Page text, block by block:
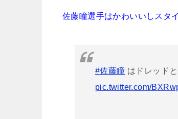
佐藤瞳選手はかわいいしスタ
#佐藤瞳 はドレッド
pic.twitter.com/